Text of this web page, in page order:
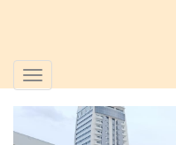
Toggle
navigation